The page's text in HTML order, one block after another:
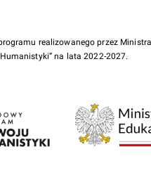
realizowanego przez
Humanistyki” na lata 2022-2027.